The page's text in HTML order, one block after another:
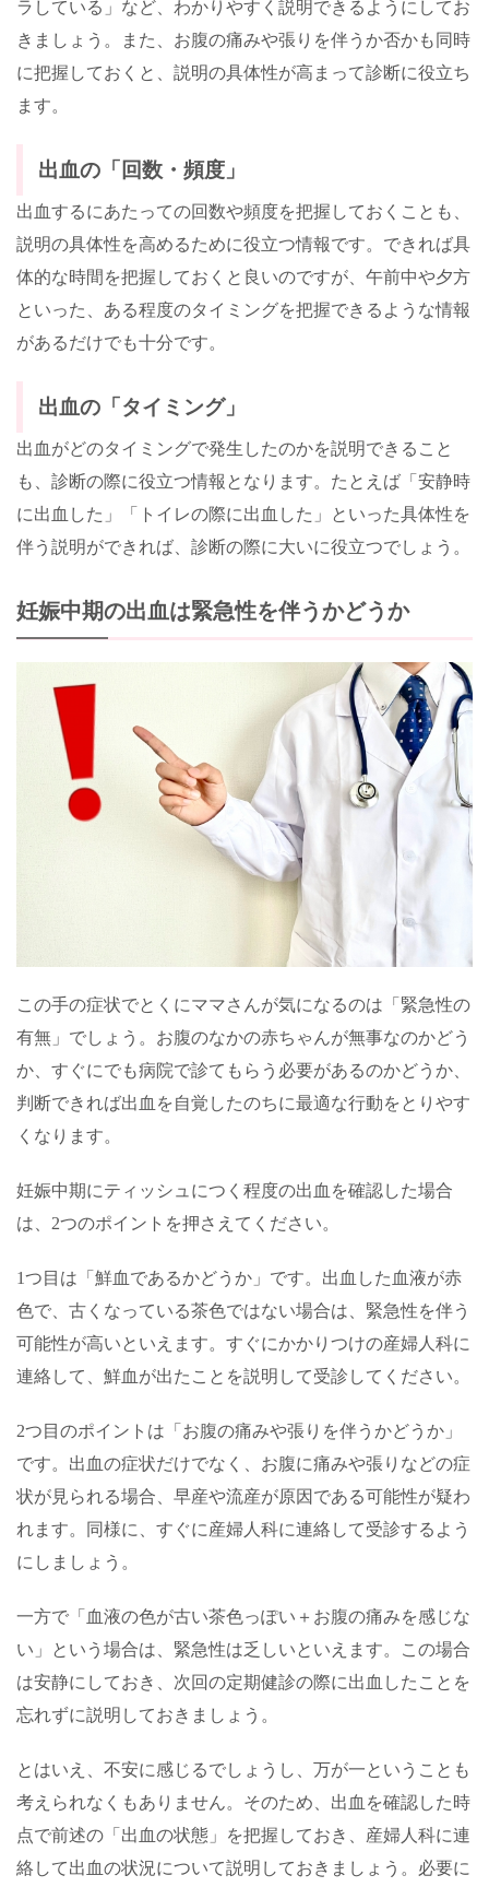
ラしている」など、わかりやすく説明できるようにしてお
きましょう。また、お腹の痛みや張りを伴うか否かも同時
に把握しておくと、説明の具体性が高まって診断に役立ち
ます。
出血の「回数・頻度」
出血するにあたっての回数や頻度を把握しておくことも、
説明の具体性を高めるために役立つ情報です。できれば具
体的な時間を把握しておくと良いのですが、午前中や夕方
といった、ある程度のタイミングを把握できるような情報
があるだけでも十分です。
出血の「タイミング」
出血がどのタイミングで発生したのかを説明できること
も、診断の際に役立つ情報となります。たとえば「安静時
に出血した」「トイレの際に出血した」といった具体性を
伴う説明ができれば、診断の際に大いに役立つでしょう。
妊娠中期の出血は緊急性を伴うかどうか
この手の症状でとくにママさんが気になるのは「緊急性の
有無」でしょう。お腹のなかの赤ちゃんが無事なのかどう
か、すぐにでも病院で診てもらう必要があるのかどうか、
判断できれば出血を自覚したのちに最適な行動をとりやす
くなります。
妊娠中期にティッシュにつく程度の出血を確認した場合
は、 2つのポイントを押さえてください。
1つ目は「鮮血であるかどうか」です。出血した血液が赤
色で、古くなっている茶色ではない場合は、緊急性を伴う
可能性が高いといえます。すぐにかかりつけの産婦人科に
連絡して、鮮血が出たことを説明して受診してください。
2つ目のポイントは「お腹の痛みや張りを伴うかどうか」
です。出血の症状だけでなく、お腹に痛みや張りなどの症
状が見られる場合、早産や流産が原因である可能性が疑わ
れます。同様に、すぐに産婦人科に連絡して受診するよう
にしましょう。
一方で「血液の色が古い茶色っぽい＋お腹の痛みを感じな
い」という場合は、緊急性は乏しいといえます。この場合
は安静にしておき、次回の定期健診の際に出血したことを
忘れずに説明しておきましょう。
とはいえ、不安に感じるでしょうし、万が一ということも
考えられなくもありません。そのため、出血を確認した時
点で前述の「出血の状態」を把握しておき、産婦人科に連
絡して出血の状況について説明しておきましょう。必要に